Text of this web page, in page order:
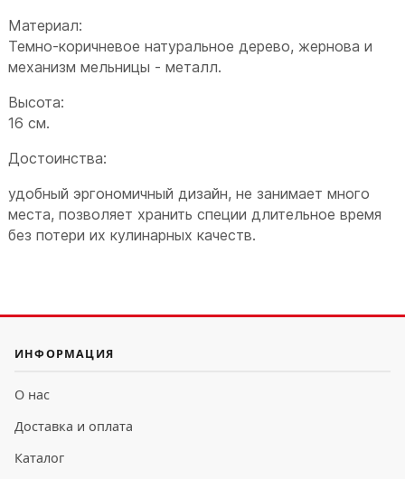
Материал:
Темно-коричневое натуральное дерево, жернова и
механизм мельницы - металл.
Высота:
16 см.
Достоинства:
удобный эргономичный дизайн, не занимает много
места, позволяет хранить специи длительное время
без потери их кулинарных качеств.
ИНФОРМАЦИЯ
О нас
Доставка и оплата
Каталог